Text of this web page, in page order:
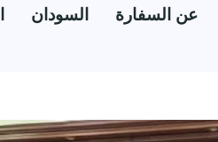
السودان عن السفارة